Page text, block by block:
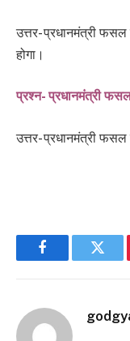
उत्तर- प्रधानमंत्री फसल
होगा।
प्रश्न- प्रधानमंत्री
उत्तर- प्रधानमंत्री
Facebook